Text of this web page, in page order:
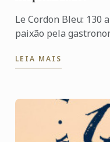
Le Cordon Bleu: 130
paixão pela
LEIA MAIS